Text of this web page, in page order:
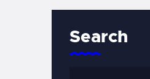
Search